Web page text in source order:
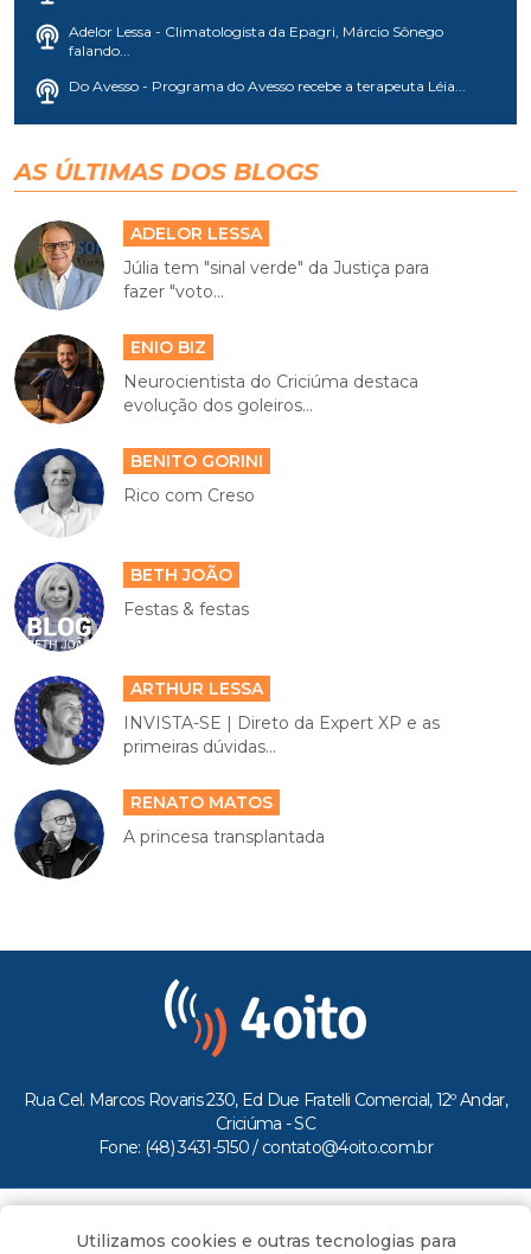
Adelor Lessa - Climatologista da Epagri, Márcio Sônego
falando...
Do Avesso - Programa do Avesso recebe a terapeuta Léia...
AS ÚLTIMAS DOS BLOGS
ADELOR LESSA
Júlia tem "sinal verde" da Justiça para
fazer "voto...
ENIO BIZ
Neurocientista do Criciúma destaca
evolução dos goleiros...
BENITO GORINI
Rico com Creso
BETH JOÃO
Festas & festas
ARTHUR LESSA
INVISTA-SE | Direto da Expert XP e as
primeiras dúvidas...
RENATO MATOS
A princesa transplantada
Rua Cel. Marcos Rovaris 230, Ed Due Fratelli Comercial, 12º Andar,
Criciúma - SC
Fone: (48) 3431-5150 / contato@4oito.com.br
Todos os direitos reservados ao Portal 4oito
Utilizamos cookies e outras tecnologias para